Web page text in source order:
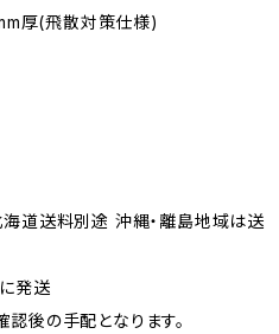
厚(飛散対策仕様)
道送料別途 沖縄・離島地域は送
発送
後の手配となります。